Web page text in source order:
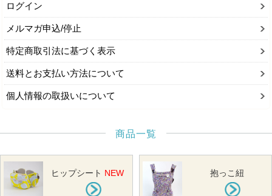
ログイン
メルマガ申込/停止
特定商取引法に基づく表示
送料とお支払い方法について
個人情報の取扱いについて
商品一覧
ヒップシート NEW 抱っこ紐